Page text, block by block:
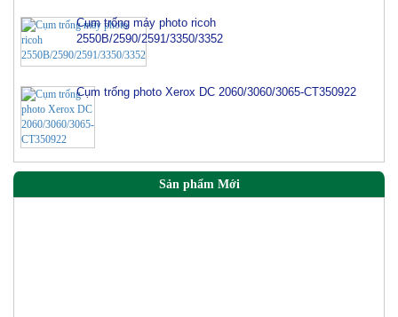
Cụm trống máy photo ricoh
2550B/2590/2591/3350/3352
Cụm trống photo Xerox DC 2060/3060/3065-CT350922
Sản phẩm Mới